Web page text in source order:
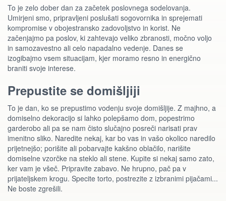
To je zelo dober dan za začetek poslovnega sodelovanja.
Umirjeni smo, pripravljeni poslušati sogovornika in sprejemati
kompromise v obojestransko zadovoljstvo in korist. Ne
začenjajmo pa poslov, ki zahtevajo veliko zbranosti, močno voljo
in samozavestno ali celo napadalno vedenje. Danes se
izogibajmo vsem situacijam, kjer moramo resno in energično
braniti svoje interese.
Prepustite se domišljiji
To je dan, ko se prepustimo vodenju svoje domišljije. Z majhno, a
domiselno dekoracijo si lahko polepšamo dom, popestrimo
garderobo ali pa se nam čisto slučajno posreči narisati prav
imenitno sliko. Naredite nekaj, kar bo vas in vašo okolico naredilo
prijetnejšo; porišite ali pobarvajte kakšno oblačilo, narišite
domiselne vzorčke na steklo ali stene. Kupite si nekaj samo zato,
ker vam je všeč. Pripravite zabavo. Ne hrupno, pač pa v
prijateljskem krogu. Specite torto, postrezite z izbranimi pijačami...
Ne boste zgrešili.